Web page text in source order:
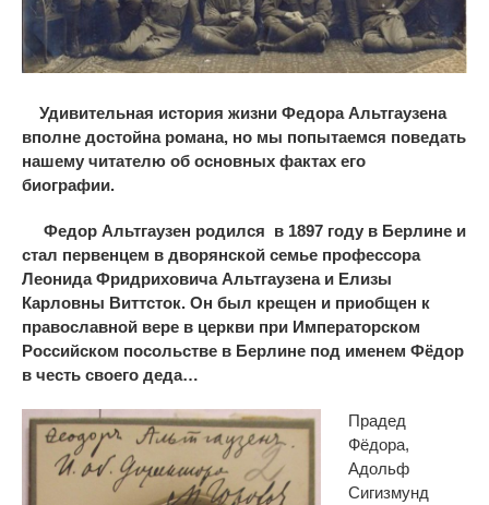
Удивительная история жизни Федора Альтгаузена
вполне достойна романа, но мы попытаемся поведать
нашему читателю об основных фактах его
биографии.
Федор Альтгаузен родился в 1897 году в Берлине и
стал первенцем в дворянской семье профессора
Леонида Фридриховича Альтгаузена и Елизы
Карловны Виттсток. Он был крещен и приобщен к
православной вере в церкви при Императорском
Российском посольстве в Берлине под именем Фёдор
в честь своего деда…
Прадед
Фёдора,
Адольф
Сигизмунд